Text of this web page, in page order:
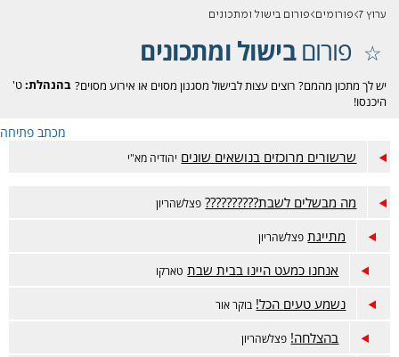
ערוץ 7 פורומים פורום בישול ומתכונים
פורוםבישול ומתכונים
בהנהלת:ט'
יש לך מתכון מהמם? רוצים עצות לבישול מסגנון מסוים או אירוע מסוים?
היכנסו!
מכתב פתיחה
שרשורים מרוכזים בנושאים שונים יהודיה מא"י
מה מבשלים לשבת?????????? פצלשהריון
מתייגת פצלשהריון
אנחנו כמעט היינו בבית שבת טארקו
נשמע טעים הכל! בוקר אור
בהצלחה! פצלשהריון